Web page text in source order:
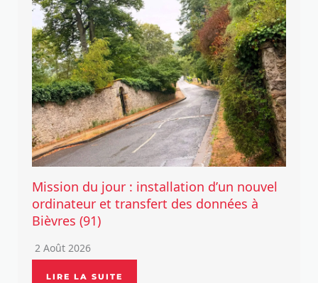
Mission du jour : installation d’un nouvel
ordinateur et transfert des données à
Bièvres (91)
2 Août 2026
LIRE LA SUITE